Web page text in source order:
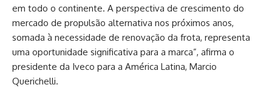
em todo o continente. A perspectiva de crescimento do
mercado de propulsão alternativa nos próximos anos,
somada à necessidade de renovação da frota, representa
uma oportunidade significativa para a marca”, afirma o
presidente da Iveco para a América Latina, Marcio
Querichelli.